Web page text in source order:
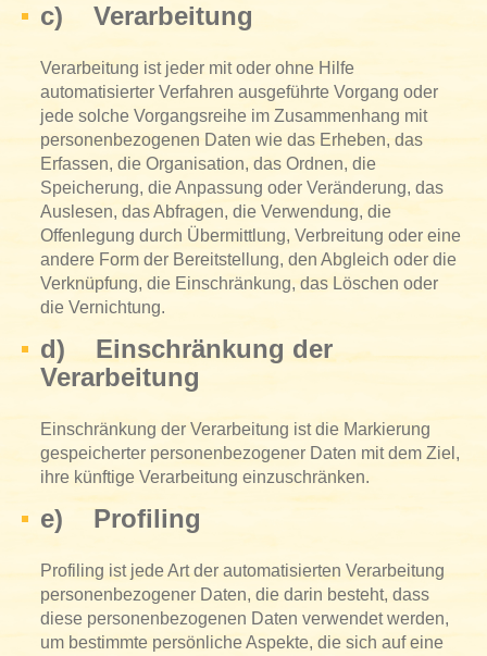
c) Verarbeitung
Verarbeitung ist jeder mit oder ohne Hilfe
automatisierter Verfahren ausgeführte Vorgang oder
jede solche Vorgangsreihe im Zusammenhang mit
personenbezogenen Daten wie das Erheben, das
Erfassen, die Organisation, das Ordnen, die
Speicherung, die Anpassung oder Veränderung, das
Auslesen, das Abfragen, die Verwendung, die
Offenlegung durch Übermittlung, Verbreitung oder eine
andere Form der Bereitstellung, den Abgleich oder die
Verknüpfung, die Einschränkung, das Löschen oder
die Vernichtung.
d) Einschränkung der
Verarbeitung
Einschränkung der Verarbeitung ist die Markierung
gespeicherter personenbezogener Daten mit dem Ziel,
ihre künftige Verarbeitung einzuschränken.
e) Profiling
Profiling ist jede Art der automatisierten Verarbeitung
personenbezogener Daten, die darin besteht, dass
diese personenbezogenen Daten verwendet werden,
um bestimmte persönliche Aspekte, die sich auf eine